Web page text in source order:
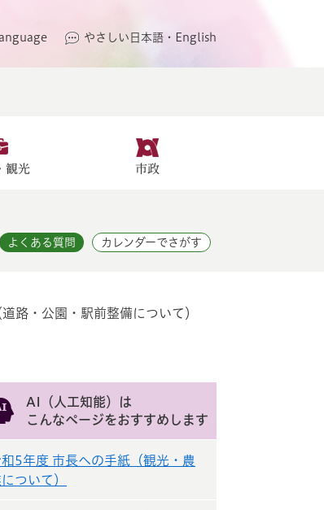
やさしい日本語・English
観光 市政
よくある質問 カレンダーでさがす
路・公園・駅前整備について）
AI（人工知能）は
こんなページをおすすめします
和5年度 市長への手紙（観光・農
ついて）